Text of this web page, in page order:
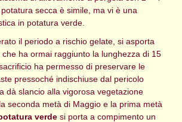
secca è simile, ma vi è una
in potatura verde.
il periodo a rischio gelate, si asporta
che ha ormai raggiunto la lunghezza di 15
ha permesso di preservare le
pressoché indischiuse dal pericolo
dà slancio alla vigorosa vegetazione
seconda metà di Maggio e la prima metà
verde si porta a compimento un